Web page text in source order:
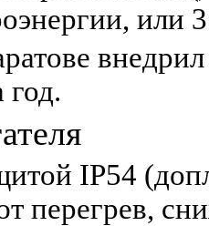
или
год.
IP54
перегрев,